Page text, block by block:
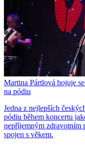
Martina Pártlová bojuje
na pódiu
Jedna z nejlepších
pódiu během koncertu
nepříjemným zdravotním
spojen s věkem.